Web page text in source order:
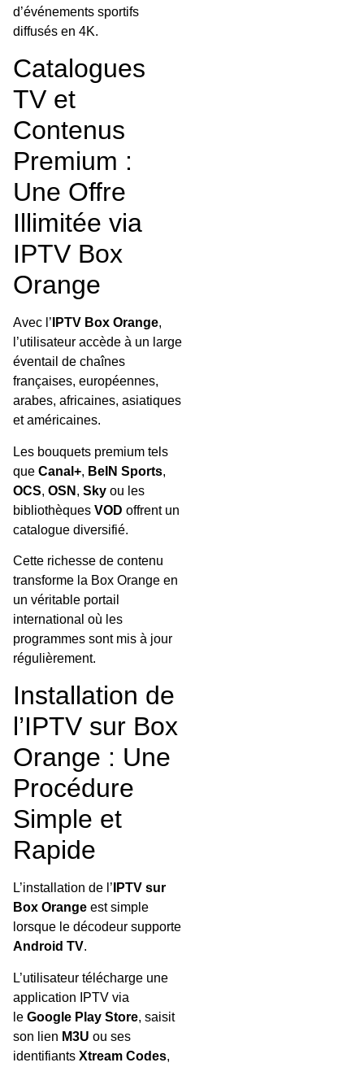
d’événements sportifs
diffusés en 4K.
Catalogues
TV et
Contenus
Premium :
Une Offre
Illimitée via
IPTV Box
Orange
Avec l’ IPTV Box Orange,
l’utilisateur accède à un large
éventail de chaînes
françaises, européennes,
arabes, africaines, asiatiques
et américaines.
Les bouquets premium tels
que Canal+, BeIN Sports,
OCS, OSN , Sky ou les
bibliothèques VOD offrent un
catalogue diversifié.
Cette richesse de contenu
transforme la Box Orange en
un véritable portail
international où les
programmes sont mis à jour
régulièrement.
Installation de
l’IPTV sur Box
Orange : Une
Procédure
Simple et
Rapide
L’installation de l’ IPTV sur
Box Orange est simple
lorsque le décodeur supporte
Android TV.
L’utilisateur télécharge une
application IPTV via
le Google Play Store, saisit
son lien M3U ou ses
identifiants Xtream Codes,